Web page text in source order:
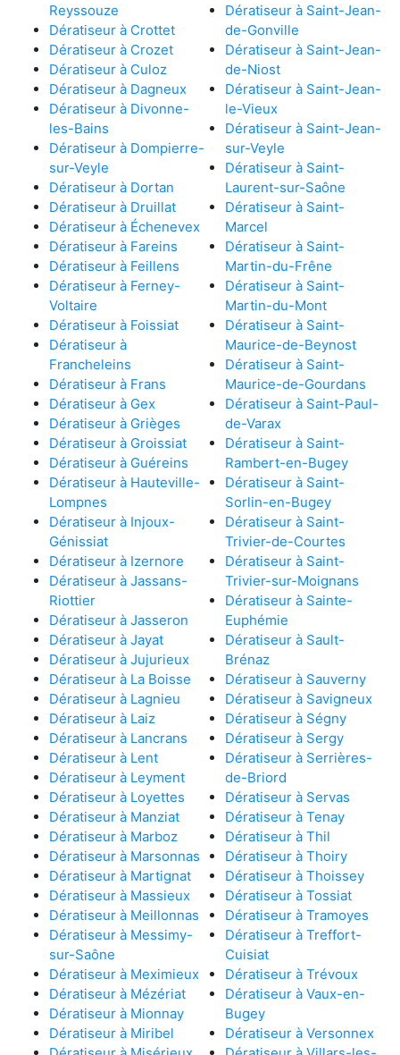
Reyssouze
Dératiseur à Crottet
Dératiseur à Crozet
Dératiseur à Culoz
Dératiseur à Dagneux
Dératiseur à Divonne-
les-Bains
Dératiseur à Dompierre-
sur-Veyle
Dératiseur à Dortan
Dératiseur à Druillat
Dératiseur à Échenevex
Dératiseur à Fareins
Dératiseur à Feillens
Dératiseur à Ferney-
Voltaire
Dératiseur à Foissiat
Dératiseur à
Francheleins
Dératiseur à Frans
Dératiseur à Gex
Dératiseur à Grièges
Dératiseur à Groissiat
Dératiseur à Guéreins
Dératiseur à Hauteville-
Lompnes
Dératiseur à Injoux-
Génissiat
Dératiseur à Izernore
Dératiseur à Jassans-
Riottier
Dératiseur à Jasseron
Dératiseur à Jayat
Dératiseur à Jujurieux
Dératiseur à La Boisse
Dératiseur à Lagnieu
Dératiseur à Laiz
Dératiseur à Lancrans
Dératiseur à Lent
Dératiseur à Leyment
Dératiseur à Loyettes
Dératiseur à Manziat
Dératiseur à Marboz
Dératiseur à Marsonnas
Dératiseur à Martignat
Dératiseur à Massieux
Dératiseur à Meillonnas
Dératiseur à Messimy-
sur-Saône
Dératiseur à Meximieux
Dératiseur à Mézériat
Dératiseur à Mionnay
Dératiseur à Miribel
Dératiseur à Saint-Jean-
de-Gonville
Dératiseur à Saint-Jean-
de-Niost
Dératiseur à Saint-Jean-
le-Vieux
Dératiseur à Saint-Jean-
sur-Veyle
Dératiseur à Saint-
Laurent-sur-Saône
Dératiseur à Saint-
Marcel
Dératiseur à Saint-
Martin-du-Frêne
Dératiseur à Saint-
Martin-du-Mont
Dératiseur à Saint-
Maurice-de-Beynost
Dératiseur à Saint-
Maurice-de-Gourdans
Dératiseur à Saint-Paul-
de-Varax
Dératiseur à Saint-
Rambert-en-Bugey
Dératiseur à Saint-
Sorlin-en-Bugey
Dératiseur à Saint-
Trivier-de-Courtes
Dératiseur à Saint-
Trivier-sur-Moignans
Dératiseur à Sainte-
Euphémie
Dératiseur à Sault-
Brénaz
Dératiseur à Sauverny
Dératiseur à Savigneux
Dératiseur à Ségny
Dératiseur à Sergy
Dératiseur à Serrières-
de-Briord
Dératiseur à Servas
Dératiseur à Tenay
Dératiseur à Thil
Dératiseur à Thoiry
Dératiseur à Thoissey
Dératiseur à Tossiat
Dératiseur à Tramoyes
Dératiseur à Treffort-
Cuisiat
Dératiseur à Trévoux
Dératiseur à Vaux-en-
Bugey
Dératiseur à Versonnex